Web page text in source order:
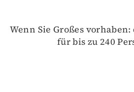
Wenn Sie Großes
für bis zu 240